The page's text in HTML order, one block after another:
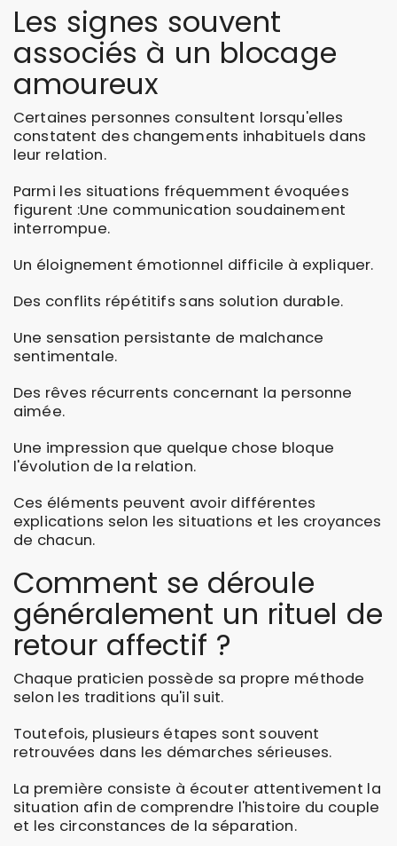
Les signes souvent
associés à un blocage
amoureux
Certaines personnes consultent lorsqu'elles
constatent des changements inhabituels dans
leur relation.
Parmi les situations fréquemment évoquées
figurent :Une communication soudainement
interrompue.
Un éloignement émotionnel difficile à expliquer.
Des conflits répétitifs sans solution durable.
Une sensation persistante de malchance
sentimentale.
Des rêves récurrents concernant la personne
aimée.
Une impression que quelque chose bloque
l'évolution de la relation.
Ces éléments peuvent avoir différentes
explications selon les situations et les croyances
de chacun.
Comment se déroule
généralement un rituel de
retour affectif ?
Chaque praticien possède sa propre méthode
selon les traditions qu'il suit.
Toutefois, plusieurs étapes sont souvent
retrouvées dans les démarches sérieuses.
La première consiste à écouter attentivement la
situation afin de comprendre l'histoire du couple
et les circonstances de la séparation.